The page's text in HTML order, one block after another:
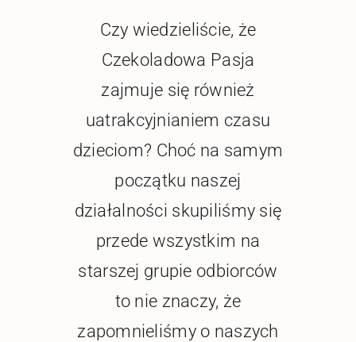
Czy wiedzieliście, że
Czekoladowa Pasja
zajmuje się również
uatrakcyjnianiem czasu
dzieciom? Choć na samym
początku naszej
działalności skupiliśmy się
przede wszystkim na
starszej grupie odbiorców
to nie znaczy, że
zapomnieliśmy o naszych